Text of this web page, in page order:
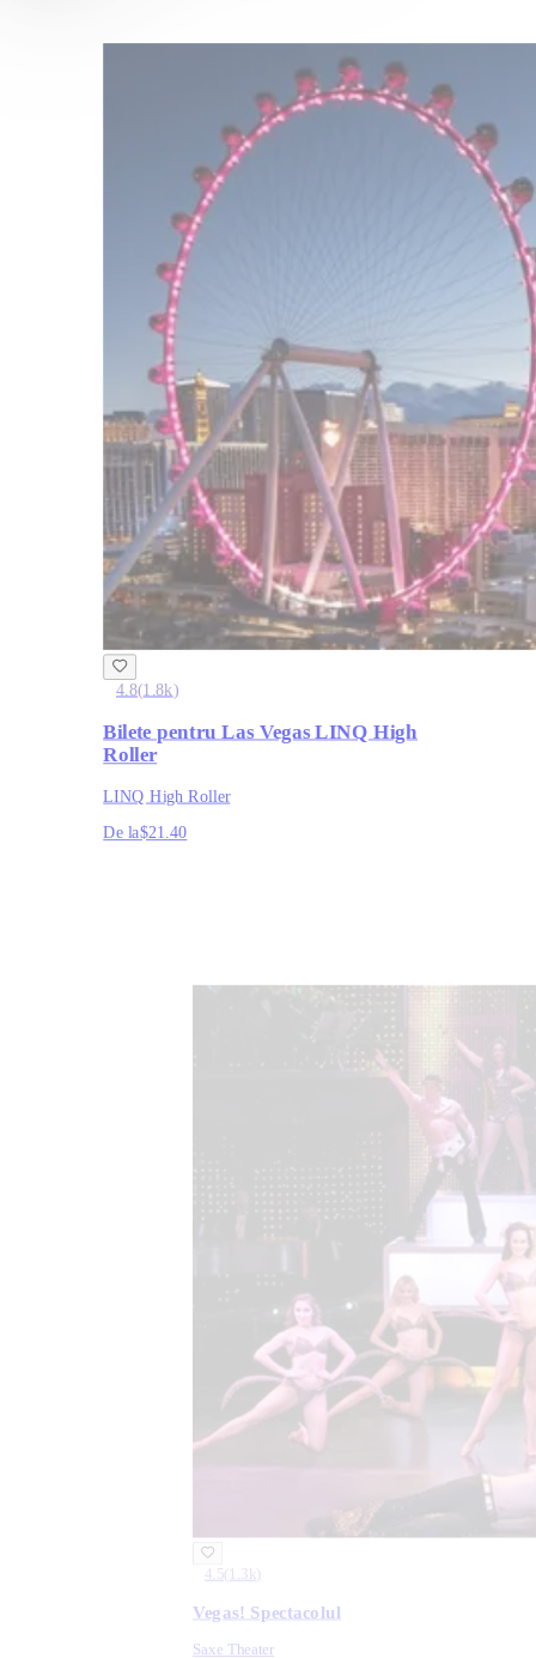
4.8(1.8k)
Bilete pentru Las Vegas LINQ High
Roller
LINQ High Roller
De la$21.40
4.5( 1.3k )
Vegas! Spectacolul
Saxe Theater